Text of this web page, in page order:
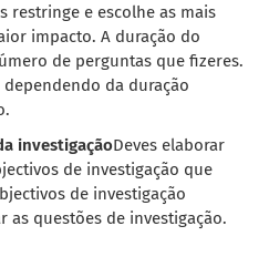
restringe e escolhe as mais
impacto. A duração do
de perguntas que fizeres.
dependendo da duração
investigaçãoDeves elaborar
de investigação que
de investigação
as questões de investigação.